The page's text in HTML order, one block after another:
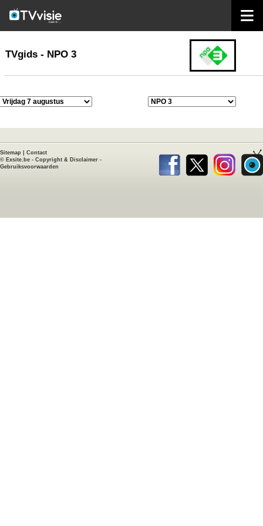
TVgids
TVgids - NPO 3
Sitemap
Contact
© Exsite.be - Copyright & Disclaimer -
Gebruiksvoorwaarden